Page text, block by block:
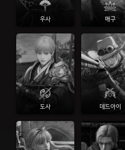
우사 매구
도사 데드아이